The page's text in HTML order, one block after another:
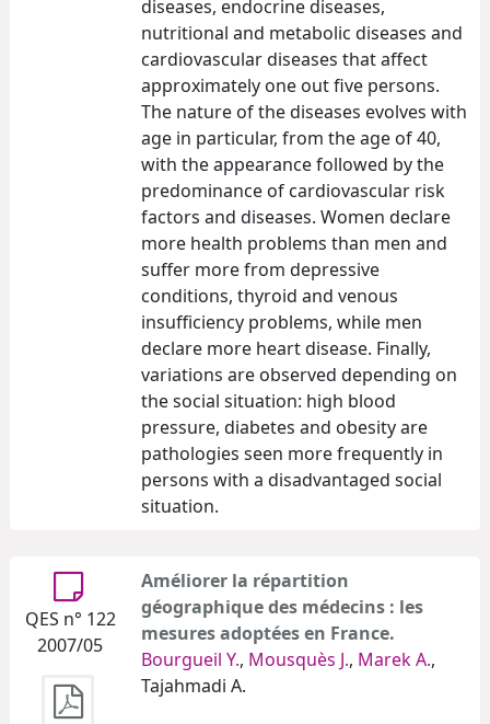
diseases, endocrine diseases,
nutritional and metabolic diseases and
cardiovascular diseases that affect
approximately one out five persons.
The nature of the diseases evolves with
age in particular, from the age of 40,
with the appearance followed by the
predominance of cardiovascular risk
factors and diseases. Women declare
more health problems than men and
suffer more from depressive
conditions, thyroid and venous
insufficiency problems, while men
declare more heart disease. Finally,
variations are observed depending on
the social situation: high blood
pressure, diabetes and obesity are
pathologies seen more frequently in
persons with a disadvantaged social
situation.
QES n° 122
2007/05
Améliorer la répartition
géographique des médecins : les
mesures adoptées en France.
Bourgueil Y., Mousquès J., Marek A.,
Tajahmadi A.